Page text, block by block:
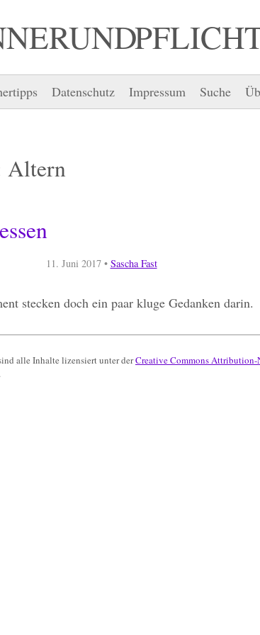
UND
Datenschutz Impressum Suche
Altern
11. Juni 2017• Sascha Fast
stecken doch ein paar kluge Gedanken darin.
alle Inhalte lizensiert unter derCreative Commons
.